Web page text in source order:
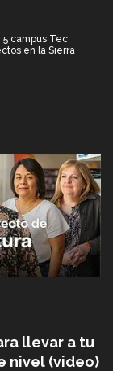
campus Tec
en la Sierra
llevar a tu
nivel (video)